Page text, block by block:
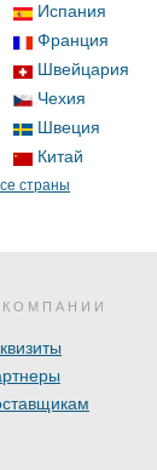
Испания
Франция
Швейцария
Чехия
Швеция
Китай
страны